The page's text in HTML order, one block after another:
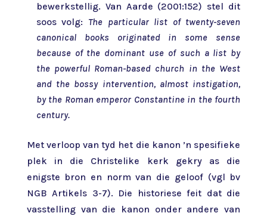
bewerkstellig. Van Aarde (2001:152) stel dit
soos volg: The particular list of twenty-seven
canonical books originated in some sense
because of the dominant use of such a list by
the powerful Roman-based church in the West
and the bossy intervention, almost instigation,
by the Roman emperor Constantine in the fourth
century.
Met verloop van tyd het die kanon ’n spesifieke
plek in die Christelike kerk gekry as die
enigste bron en norm van die geloof (vgl bv
NGB Artikels 3-7). Die historiese feit dat die
vasstelling van die kanon onder andere van